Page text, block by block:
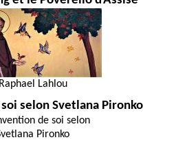
Raphael Lahlou
selon Svetlana Pironko